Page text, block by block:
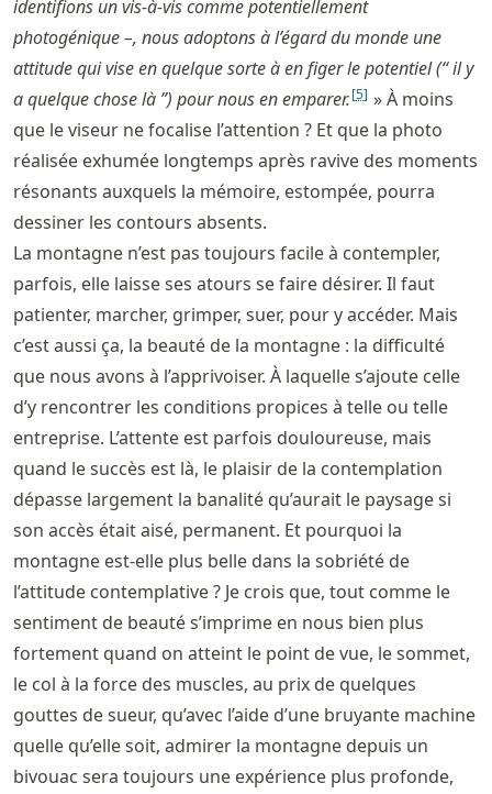
identifions un vis-à-vis comme potentiellement
photogénique –, nous adoptons à l’égard du monde une
attitude qui vise en quelque sorte à en figer le potentiel (“ il y
a quelque chose là ”) pour nous en emparer.[5] » À moins
que le viseur ne focalise l’attention ? Et que la photo
réalisée exhumée longtemps après ravive des moments
résonants auxquels la mémoire, estompée, pourra
dessiner les contours absents.
La montagne n’est pas toujours facile à contempler,
parfois, elle laisse ses atours se faire désirer. Il faut
patienter, marcher, grimper, suer, pour y accéder. Mais
c’est aussi ça, la beauté de la montagne : la difficulté
que nous avons à l’apprivoiser. À laquelle s’ajoute celle
d’y rencontrer les conditions propices à telle ou telle
entreprise. L’attente est parfois douloureuse, mais
quand le succès est là, le plaisir de la contemplation
dépasse largement la banalité qu’aurait le paysage si
son accès était aisé, permanent. Et pourquoi la
montagne est-elle plus belle dans la sobriété de
l’attitude contemplative ? Je crois que, tout comme le
sentiment de beauté s’imprime en nous bien plus
fortement quand on atteint le point de vue, le sommet,
le col à la force des muscles, au prix de quelques
gouttes de sueur, qu’avec l’aide d’une bruyante machine
quelle qu’elle soit, admirer la montagne depuis un
bivouac sera toujours une expérience plus profonde,